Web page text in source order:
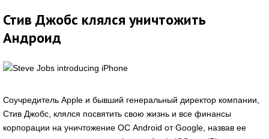
Стив Джобс клялся уничтожить
Андроид
Соучредитель Apple и бывший генеральный директор компании,
Стив Джобс, клялся посвятить свою жизнь и все финансы
корпорации на уничтожение ОС Android от Google, назвав ее